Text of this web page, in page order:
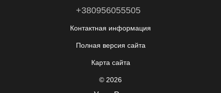
+380956055505
Контактная информация
Полная версия сайта
Карта сайта
© 2026